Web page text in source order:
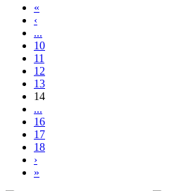
«
‹
...
10
11
12
13
14
...
16
17
18
›
»